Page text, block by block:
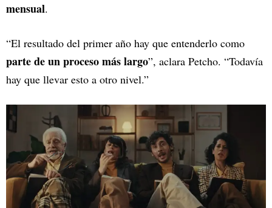
mensual.
“El resultado del primer año hay que entenderlo como
parte de un proceso más largo”, aclara Petcho. “Todavía
hay que llevar esto a otro nivel.”